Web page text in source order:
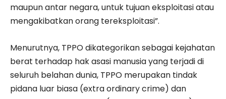
maupun antar negara, untuk tujuan eksploitasi atau
mengakibatkan orang tereksploitasi”.
Menurutnya, TPPO dikategorikan sebagai kejahatan
berat terhadap hak asasi manusia yang terjadi di
seluruh belahan dunia, TPPO merupakan tindak
pidana luar biasa (extra ordinary crime) dan